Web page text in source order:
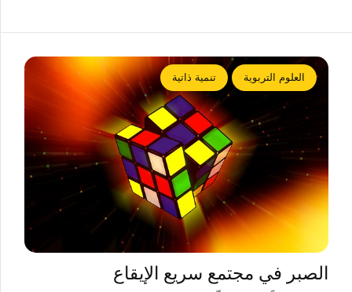
العلوم التربوية تنمية ذاتية
الصبر في مجتمع سريع الإيقاع